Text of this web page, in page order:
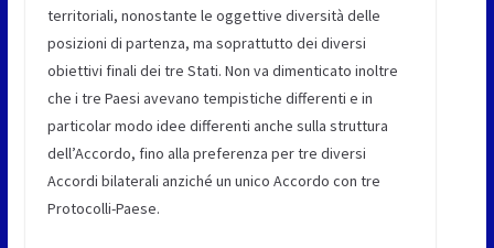
territoriali, nonostante le oggettive diversità delle
posizioni di partenza, ma soprattutto dei diversi
obiettivi finali dei tre Stati. Non va dimenticato inoltre
che i tre Paesi avevano tempistiche differenti e in
particolar modo idee differenti anche sulla struttura
dell’Accordo, fino alla preferenza per tre diversi
Accordi bilaterali anziché un unico Accordo con tre
Protocolli-Paese.